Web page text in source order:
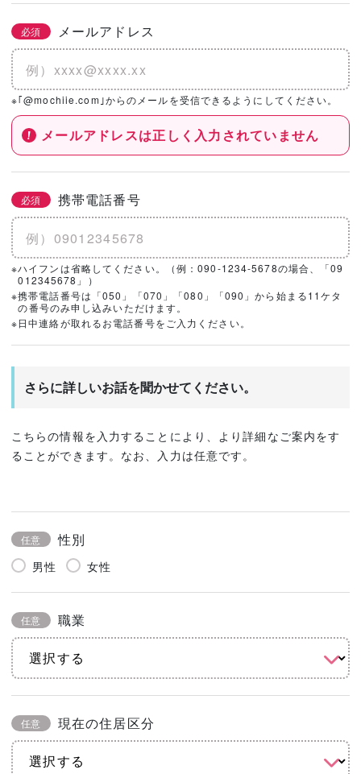
必須 メールアドレス
※｢@mochiie.com｣からのメールを受信できるようにしてください。
メールアドレスは正しく入力されていません
必須 携帯電話番号
※ハイフンは省略してください。（例：090-1234-5678の場合、「09
012345678」）
※携帯電話番号は「050」「070」「080」「090」から始まる11ケタ
の番号のみ申し込みいただけます。
※日中連絡が取れるお電話番号をご入力ください。
さらに詳しいお話を聞かせてください。
こちらの情報を入力することにより、より詳細なご案内をす
ることができます。なお、入力は任意です。
任意 性別
男性 女性
任意 職業
任意 現在の住居区分